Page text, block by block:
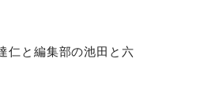
仁と編集部の池田と六